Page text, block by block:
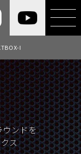
I
ウンドを
ス